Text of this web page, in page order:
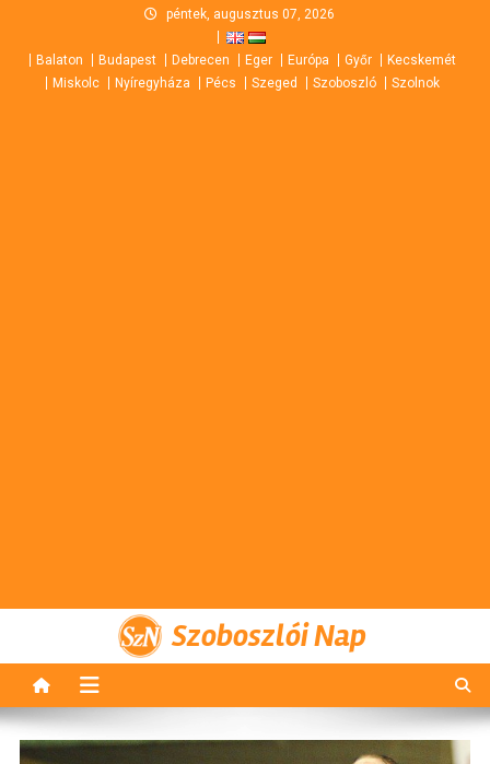
content
péntek, augusztus 07, 2026
Balaton Budapest Debrecen Eger Európa Győr
Kecskemét
Miskolc
Nyíregyháza Pécs Szeged Szoboszló Szolnok
Szoboszlói Nap